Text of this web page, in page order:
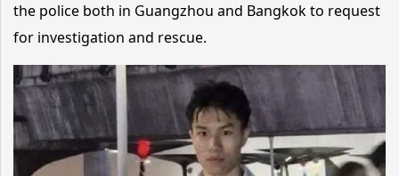
the police both in Guangzhou and Bangkok to request
for investigation and rescue.